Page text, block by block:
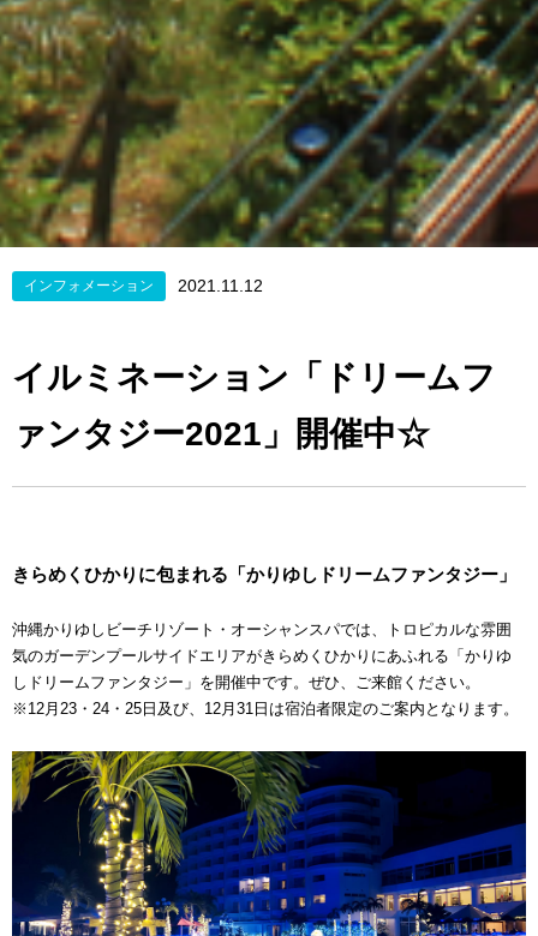
インフォメーション 2021.11.12
イルミネーション「ドリームフ
ァンタジー2021」開催中☆
きらめくひかりに包まれる「かりゆしドリームファンタジー」
沖縄かりゆしビーチリゾート・オーシャンスパでは、トロピカルな雰囲
気のガーデンプールサイドエリアがきらめくひかりにあふれる「かりゆ
しドリームファンタジー」を開催中です。ぜひ、ご来館ください。
※12月23・24・25日及び、12月31日は宿泊者限定のご案内となります。